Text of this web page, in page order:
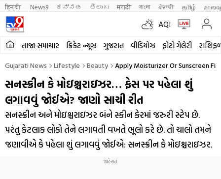
हिन्दी News9 ಕನ್ನಡ తెలుగు मराठी বাংলা ਪੰਜਾਬੀ தமிழ்
AQI
તાજા સમાચાર ક્રિકેટ ન્યૂઝ ગુજરાત વીડિયોઝ ફોટો ગેલેરી
Gujarati News Lifestyle Beauty Apply Moisturizer Or Sunscreen
સનસ્ક્રીન કે મોઇશ્ચરાઇઝર… ફેસ પર પહેલા શું
લગાવવું જોઈએ? જાણો સાચી રીત
સનસ્ક્રીન અને મોઇશ્ચરાઇઝર બંને સ્કીન કેરમાં જરુરી સ્ટેપ છે.
પરંતુ કેટલાક લોકો તેને લગાવતી વખતે ભૂલો કરે છે. તો ચાલો તમને
જણાવીએ કે પહેલા શું લગાવવું જોઈએ: સનસ્ક્રીન કે મોઇશ્ચરાઇઝર.